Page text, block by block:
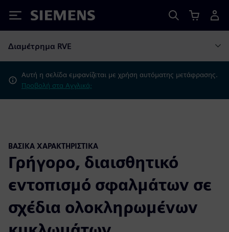
Siemens
Διαμέτρημα RVE
Αυτή η σελίδα εμφανίζεται με χρήση αυτόματης μετάφρασης.
Προβολή στα Αγγλικά;
ΒΑΣΙΚΆ ΧΑΡΑΚΤΗΡΙΣΤΙΚΆ
Γρήγορο, διαισθητικό
εντοπισμό σφαλμάτων σε
σχέδια ολοκληρωμένων